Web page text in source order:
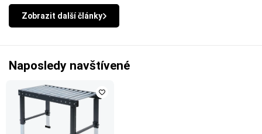
Zobrazit další články
Naposledy navštívené